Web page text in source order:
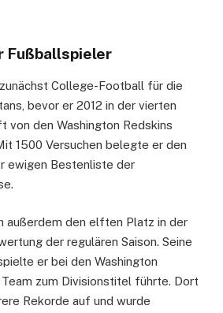
Fußballspieler
College-Football für die
bevor er 2012 in der vierten
von den Washington Redskins
1500 Versuchen belegte er den
ewigen Bestenliste der
außerdem den elften Platz in der
der regulären Saison. Seine
er bei den Washington
zum Divisionstitel führte. Dort
Rekorde auf und wurde